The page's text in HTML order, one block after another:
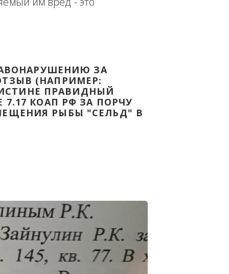
доказательством с целью -
Законодательства Российской
ПРАВОНАРУШЕНИЮ ЗА
ВАШ ОТЗЫВ (НАПРИМЕР:
ВОИСТИНЕ ПРАВИДНЫЙ
7.17 КОАП РФ ЗА ПОРЧУ
ПОМЕЩЕНИЯ РЫБЫ "СЕЛЬД" В